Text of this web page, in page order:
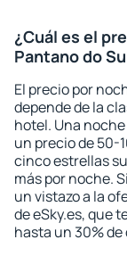
¿Cuál es el
Pantano do
El precio por
depende de la
hotel. Una
un precio de 50-
cinco estrellas
más por noche.
un vistazo a la
de eSky.es, que
hasta un 30%